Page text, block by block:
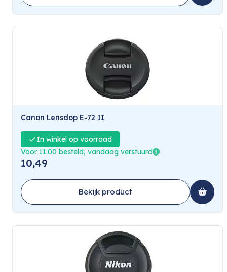
Canon Lensdop E-72 II
In winkel op voorraad
Voor 11:00 besteld, vandaag verstuurd
10,49
Bekijk product